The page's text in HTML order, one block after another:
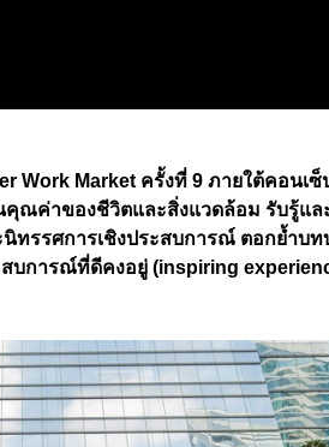
Work Market ครั้งที่ 9 ภายใต้คอนเ
คุณค่าของชีวิตและสิ่งแวดล้อม รับรู้แ
ทรรศการเชิงประสบการณ์ ตอกย้ำบ
บการณ์ที่ดีคงอยู่ (inspiring